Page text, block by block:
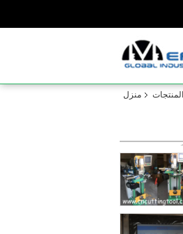
منزل المنتجات